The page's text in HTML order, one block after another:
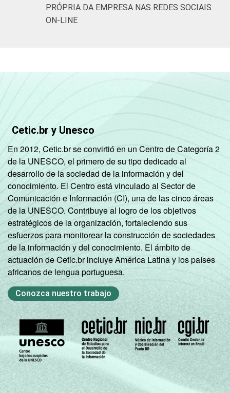
PRÓPRIA DA EMPRESA NAS REDES SOCIAIS
ON-LINE
Cetic.br y Unesco
En 2012, Cetic.br se convirtió en un Centro de Categoría 2
de la UNESCO, el primero de su tipo dedicado al
desarrollo de la sociedad de la información y del
conocimiento. El Centro está vinculado al Sector de
Comunicación e Información (CI), una de las cinco áreas
de la UNESCO. Contribuye al logro de los objetivos
estratégicos de la organización, fortaleciendo sus
esfuerzos para monitorear la construcción de sociedades
de la información y del conocimiento. El ámbito de
actuación de Cetic.br incluye América Latina y los países
africanos de lengua portuguesa.
Conozca nuestro trabajo